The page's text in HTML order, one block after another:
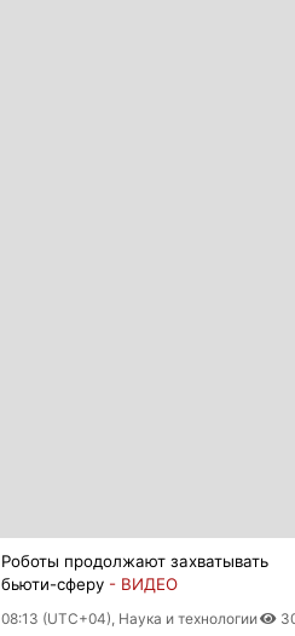
Роботы продолжают захватывать
бьюти-сферу - ВИДЕО
08:13 (UTC+04), Наука и технологии